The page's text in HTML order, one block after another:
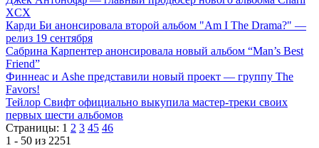
XCX
Карди Би анонсировала второй альбом "Am I The Drama?" —
релиз 19 сентября
Сабрина Карпентер анонсировала новый альбом “Man’s Best
Friend”
Финнеас и Ashe представили новый проект — группу The
Favors!
Тейлор Свифт официально выкупила мастер-треки своих
первых шести альбомов
Страницы: 1 2 3 45 46
1 - 50 из 2251